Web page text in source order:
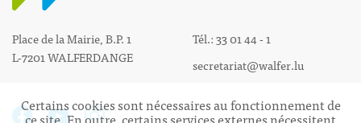
Place de la Mairie, B.P. 1
L-7201 WALFERDANGE
Tél.: 33 01 44 - 1
secretariat@walfer.lu
Certains cookies sont nécessaires au fonctionnement de